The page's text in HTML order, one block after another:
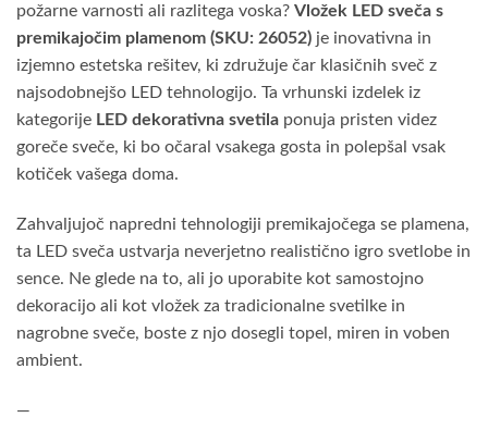
požarne varnosti ali razlitega voska? Vložek LED sveča s
premikajočim plamenom (SKU: 26052) je inovativna in
izjemno estetska rešitev, ki združuje čar klasičnih sveč z
najsodobnejšo LED tehnologijo. Ta vrhunski izdelek iz
kategorije LED dekorativna svetila ponuja pristen videz
goreče sveče, ki bo očaral vsakega gosta in polepšal vsak
kotiček vašega doma.
Zahvaljujoč napredni tehnologiji premikajočega se plamena,
ta LED sveča ustvarja neverjetno realistično igro svetlobe in
sence. Ne glede na to, ali jo uporabite kot samostojno
dekoracijo ali kot vložek za tradicionalne svetilke in
nagrobne sveče, boste z njo dosegli topel, miren in voben
ambient.
—